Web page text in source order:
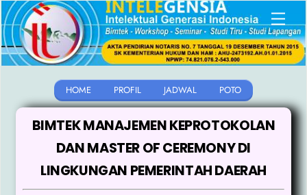
Skip
to
content
HOME PROFIL JADWAL POTO
BIMTEK MANAJEMEN KEPROTOKOLAN
DAN MASTER OF CEREMONY DI
LINGKUNGAN PEMERINTAH DAERAH